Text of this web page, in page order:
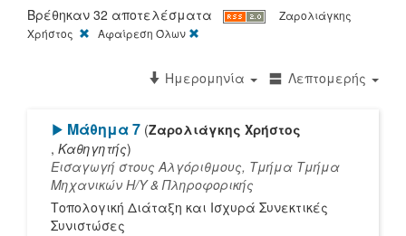
Βρέθηκαν 32 αποτελέσματα
Ζαρολιάγκης
Χρήστος
[X]Αφαίρεση Όλων
Λεπτομερής
Ημερομηνία
[Play]
Μάθημα 7 (Ζαρολιάγκης Χρήστος
, Καθηγητής)
Εισαγωγή στους Αλγόριθμους, Τμήμα Τμήμα
Mηχανικών Η/Υ & Πληροφορικής
Τοπολογική Διάταξη και Ισχυρά Συνεκτικές
Συνιστώσες